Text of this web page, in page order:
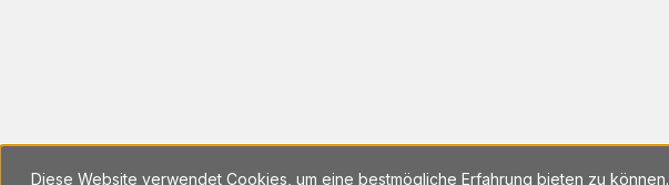
Diese Website verwendet Cookies, um eine bestmögliche Erfahrung bieten zu können.